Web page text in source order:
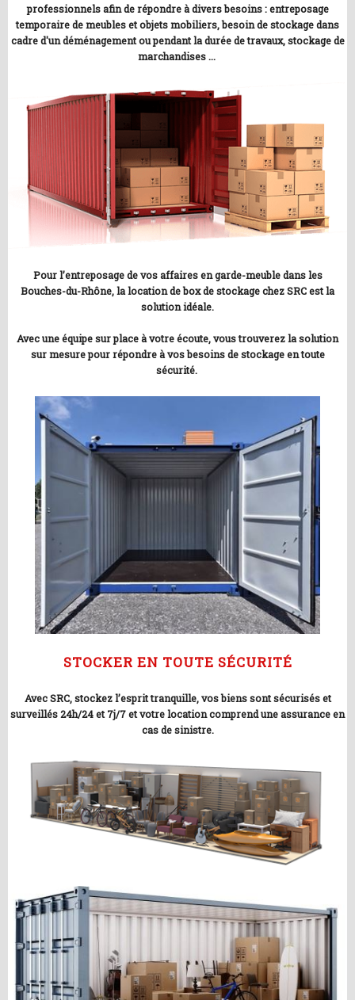
professionnels afin de répondre à divers besoins : entreposage
temporaire de meubles et objets mobiliers, besoin de stockage dans
cadre d'un déménagement ou pendant la durée de travaux, stockage de
marchandises ...
Pour l’entreposage de vos affaires en garde-meuble dans les
Bouches-du-Rhône, la location de box de stockage chez SRC est la
solution idéale.
Avec une équipe sur place à votre écoute, vous trouverez la solution
sur mesure pour répondre à vos besoins de stockage en toute
sécurité.
STOCKER EN TOUTE SÉCURITÉ
Avec SRC, stockez l’esprit tranquille, vos biens sont sécurisés et
surveillés 24h/24 et 7j/7 et votre location comprend une assurance en
cas de sinistre.